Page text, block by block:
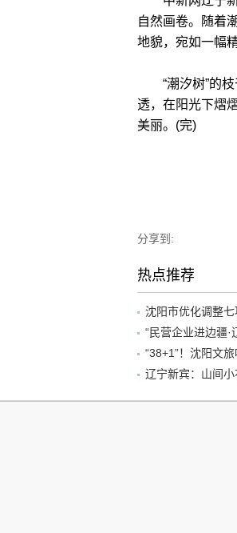
自然画卷。随着
地貌，宛如一幅
“潮汐树”的枝
透，在阳光下熠
美丽。(完)
分享到:
热点推荐
沈阳市优化调整
“民营企业进边疆·
辽宁新宾：山间